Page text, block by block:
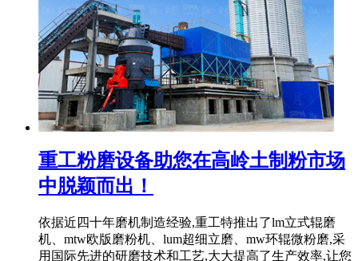
重工粉磨设备助您在高岭土制粉市场
中脱颖而出！
依据近四十年磨机制造经验,重工特推出了lm立式辊磨
机、mtw欧版磨粉机、lum超细立磨、mw环辊微粉磨,采
用国际先进的研磨技术和工艺,大大提高了生产效率,让您